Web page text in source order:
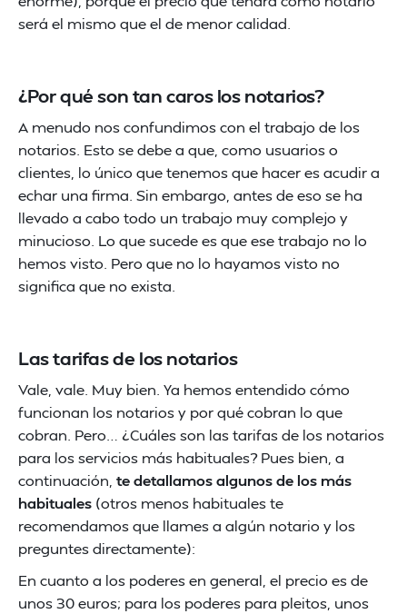
será el mismo que el de menor calidad.
¿Por qué son tan caros los notarios?
A menudo nos confundimos con el trabajo de los
notarios. Esto se debe a que, como usuarios o
clientes, lo único que tenemos que hacer es acudir a
echar una firma. Sin embargo, antes de eso se ha
llevado a cabo todo un trabajo muy complejo y
minucioso. Lo que sucede es que ese trabajo no lo
hemos visto. Pero que no lo hayamos visto no
significa que no exista.
Las tarifas de los notarios
Vale, vale. Muy bien. Ya hemos entendido cómo
funcionan los notarios y por qué cobran lo que
cobran. Pero… ¿Cuáles son las tarifas de los notarios
para los servicios más habituales? Pues bien, a
continuación, te detallamos algunos de los más
habituales (otros menos habituales te
recomendamos que llames a algún notario y los
preguntes directamente):
En cuanto a los poderes en general, el precio es de
unos 30 euros; para los poderes para pleitos, unos